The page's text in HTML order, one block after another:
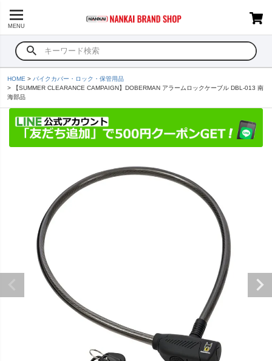
MENU
HOME
バイクカバー・ロック・保管用品
【SUMMER CLEARANCE CAMPAIGN】DOBERMAN アラームロックケーブル DBL-013 南
海部品